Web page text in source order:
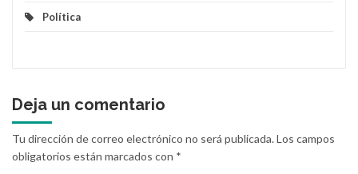
Política
Deja un comentario
Tu dirección de correo electrónico no será publicada.Los campos
obligatorios están marcados con *